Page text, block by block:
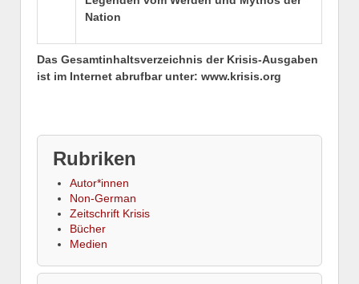
Nation
Das Gesamtinhaltsverzeichnis der Krisis-Ausgaben
ist im Internet abrufbar unter: www.krisis.org
Rubriken
Autor*innen
Non-German
Zeitschrift Krisis
Bücher
Medien